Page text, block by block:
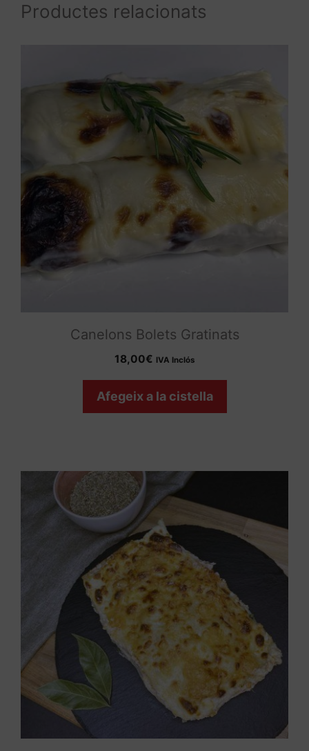
Productes relacionats
Canelons Bolets Gratinats
18,00€ IVA Inclós
Afegeix a la cistella